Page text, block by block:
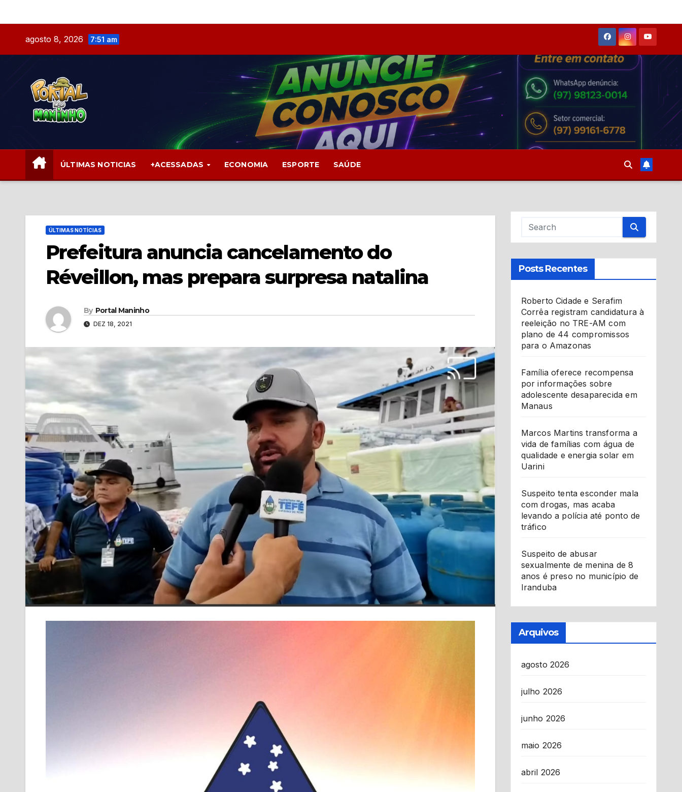
to
contentagosto 8, 2026 7:51 am
ÚLTIMAS NOTICIAS +ACESSADAS ECONOMIA ESPORTE SAÚDE
ÚLTIMAS NOTÍCIAS
Prefeitura anuncia cancelamento do
Réveillon, mas prepara surpresa natalina
By Portal Maninho
DEZ 18, 2021
Posts Recentes
Roberto Cidade e Serafim
Corrêa registram candidatura à
reeleição no TRE-AM com
plano de 44 compromissos
para o Amazonas
Família oferece recompensa
por informações sobre
adolescente desaparecida em
Manaus
Marcos Martins transforma a
vida de famílias com água de
qualidade e energia solar em
Uarini
Suspeito tenta esconder mala
com drogas, mas acaba
levando a polícia até ponto de
tráfico
Suspeito de abusar
sexualmente de menina de 8
anos é preso no município de
Iranduba
Arquivos
agosto 2026
julho 2026
junho 2026
maio 2026
abril 2026